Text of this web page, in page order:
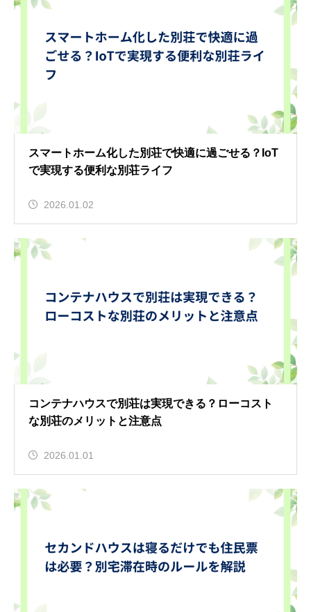
スマートホーム化した別荘で快適に過ごせる？IoT
で実現する便利な別荘ライフ
2026.01.02
コンテナハウスで別荘は実現できる？ローコスト
な別荘のメリットと注意点
2026.01.01